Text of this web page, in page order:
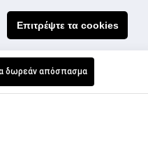
Επιτρέψτε τα cookies
δωρεάν απόσπασμα